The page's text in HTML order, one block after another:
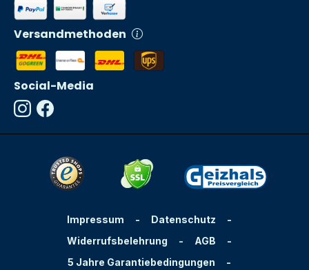
Versandmethoden
Social-Media
Impressum - Datenschutz
-
Widerrufsbelehrung
- AGB
-
5 Jahre Garantiebedingungen
-